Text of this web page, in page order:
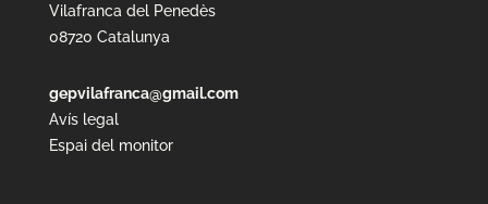
Vilafranca del Penedès
08720 Catalunya
gepvilafranca@gmail.com
Avís legal
Espai del monitor